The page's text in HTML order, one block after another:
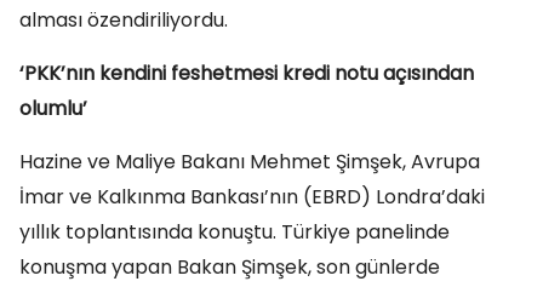
alması özendiriliyordu.
‘PKK’nın kendini feshetmesi kredi notu açısından
olumlu’
Hazine ve Maliye Bakanı Mehmet Şimşek, Avrupa
İmar ve Kalkınma Bankası’nın (EBRD) Londra’daki
yıllık toplantısında konuştu. Türkiye panelinde
konuşma yapan Bakan Şimşek, son günlerde